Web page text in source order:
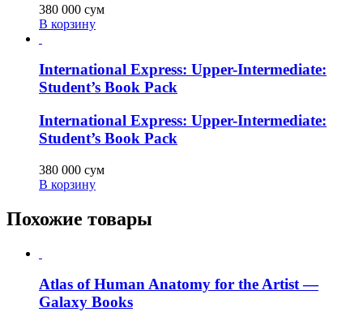
380 000 сум
В корзину
International Express: Upper-Intermediate:
Student’s Book Pack
International Express: Upper-Intermediate:
Student’s Book Pack
380 000 сум
В корзину
Похожие товары
Atlas of Human Anatomy for the Artist —
Galaxy Books